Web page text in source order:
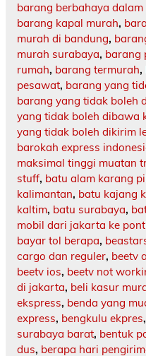
barang berbahaya
barang kapal murah,
murah di bandung,
murah surabaya, barang
rumah, barang termurah,
pesawat, barang yang
barang yang tidak boleh
yang tidak boleh dibawa
yang tidak boleh dikirim
barokah express
maksimal tinggi muatan
stuff, batu alam karang
kalimantan, batu kajang
kaltim, batu surabaya,
mobil dari jakarta ke
bayar tol berapa,
cargo dan reguler, beetv
beetv ios, beetv not
di jakarta, beli kasur
ekspress, benda yang
express, bengkulu ekpres,
surabaya barat, bentuk
dus, berapa hari